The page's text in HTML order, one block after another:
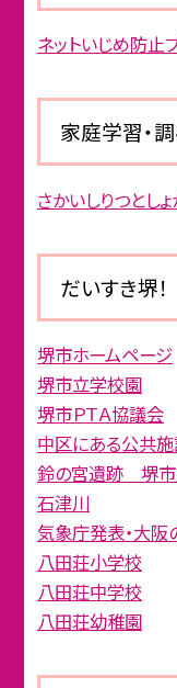
ネットいじめ防止
家庭学習・
さかいしりつとし
だいすき堺
堺市ホームページ
堺市立学校園
堺市ＰＴＡ協議会
中区にある公共
鈴の宮遺跡 堺
石津川
気象庁発表・大阪
八田荘小学校
八田荘中学校
八田荘幼稚園